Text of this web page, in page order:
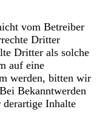
vom Betreiber
Dritter
Dritter als solche
auf eine
werden, bitten wir
Bekanntwerden
Inhalte